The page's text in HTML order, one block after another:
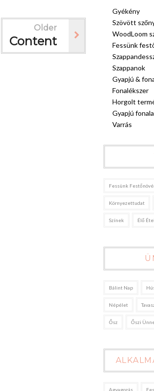
Older
Content
Gyékény
Szövött
WoodLoom
Fessünk
Szappanok
Gyapjú &
Fonalékszer
Horgolt
Gyapjú
Varrás
Fessünk
Környezettudat
Színek Élő
Bálint Nap
Népélet
Ősz Őszi
Agyagozás